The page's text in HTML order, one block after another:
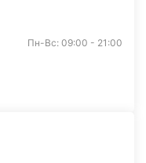
Пн-Вс: 09:00 - 21:00